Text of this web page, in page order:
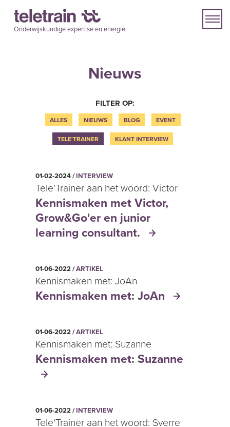
Onderwijskundige expertise en energie
Nieuws
FILTER OP:
ALLES NIEUWS BLOG EVENT
TELE'TRAINER KLANT INTERVIEW
01-02-2024 /INTERVIEW
Tele'Trainer aan het woord: Victor
Kennismaken met Victor,
Grow&Go'er en junior
learning consultant.
01-06-2022 /ARTIKEL
Kennismaken met: JoAn
Kennismaken met: JoAn
01-06-2022 /ARTIKEL
Kennismaken met: Suzanne
Kennismaken met: Suzanne
01-06-2022 /INTERVIEW
Tele'Trainer aan het woord: Sverre